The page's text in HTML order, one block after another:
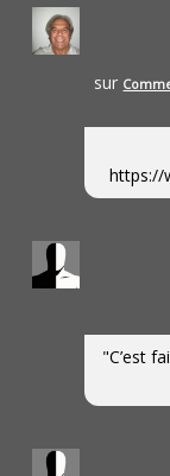
sur
https://
"C’est